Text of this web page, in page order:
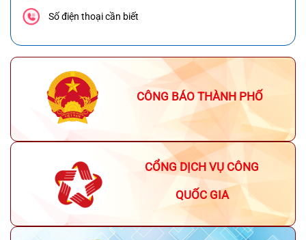
Số điện thoại cần biết
CÔNG BÁO THÀNH PHỐ
CỔNG DỊCH VỤ CÔNG
QUỐC GIA